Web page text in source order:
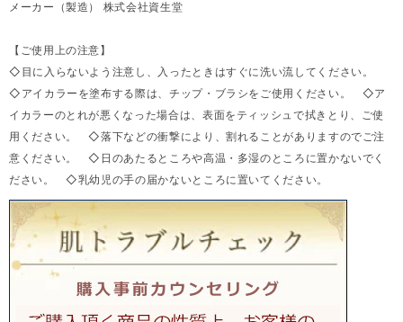
メーカー（製造） 株式会社資生堂
【ご使用上の注意】
◇目に入らないよう注意し、入ったときはすぐに洗い流してください。
◇アイカラーを塗布する際は、チップ・ブラシをご使用ください。 ◇ア
イカラーのとれが悪くなった場合は、表面をティッシュで拭きとり、ご使
用ください。 ◇落下などの衝撃により、割れることがありますのでご注
意ください。 ◇日のあたるところや高温・多湿のところに置かないでく
ださい。 ◇乳幼児の手の届かないところに置いてください。